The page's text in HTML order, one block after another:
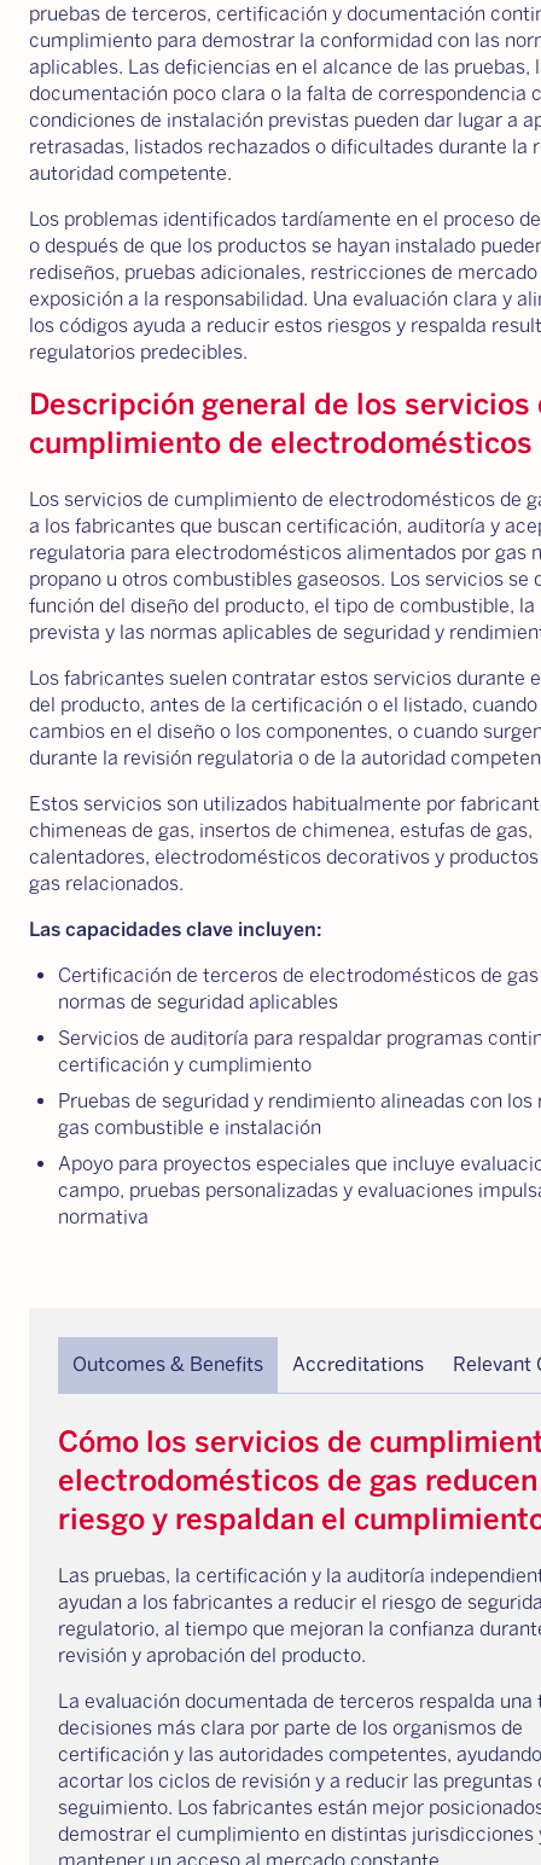
pruebas de terceros, certificación y documentación
cumplimiento para demostrar la conformidad con las
aplicables. Las deficiencias en el alcance de las pruebas,
documentación poco clara o la falta de correspondencia
condiciones de instalación previstas pueden dar lugar a
retrasadas, listados rechazados o dificultades durante la
autoridad competente.
Los problemas identificados tardíamente en el proceso
o después de que los productos se hayan instalado
rediseños, pruebas adicionales, restricciones de
exposición a la responsabilidad. Una evaluación clara y
los códigos ayuda a reducir estos riesgos y respalda
regulatorios predecibles.
Descripción general de los servicios
cumplimiento de electrodomésticos
Los servicios de cumplimiento de electrodomésticos de
a los fabricantes que buscan certificación, auditoría y
regulatoria para electrodomésticos alimentados por gas
propano u otros combustibles gaseosos. Los servicios se
función del diseño del producto, el tipo de combustible,
prevista y las normas aplicables de seguridad y
Los fabricantes suelen contratar estos servicios durante
del producto, antes de la certificación o el listado,
cambios en el diseño o los componentes, o cuando
durante la revisión regulatoria o de la autoridad
Estos servicios son utilizados habitualmente por
chimeneas de gas, insertos de chimenea, estufas de gas,
calentadores, electrodomésticos decorativos y productos
gas relacionados.
Las capacidades clave incluyen:
Certificación de terceros de electrodomésticos de
normas de seguridad aplicables
Servicios de auditoría para respaldar programas
certificación y cumplimiento
Pruebas de seguridad y rendimiento alineadas con los
gas combustible e instalación
Apoyo para proyectos especiales que incluye
campo, pruebas personalizadas y evaluaciones
normativa
Outcomes & Benefits Accreditations Relevant
Cómo los servicios de
electrodomésticos de gas
riesgo y respaldan el
Las pruebas, la certificación y la auditoría
ayudan a los fabricantes a reducir el riesgo de
regulatorio, al tiempo que mejoran la confianza
revisión y aprobación del producto.
La evaluación documentada de terceros respalda una
decisiones más clara por parte de los organismos de
certificación y las autoridades competentes,
acortar los ciclos de revisión y a reducir las preguntas
seguimiento. Los fabricantes están mejor
demostrar el cumplimiento en distintas jurisdicciones
mantener un acceso al mercado constante.